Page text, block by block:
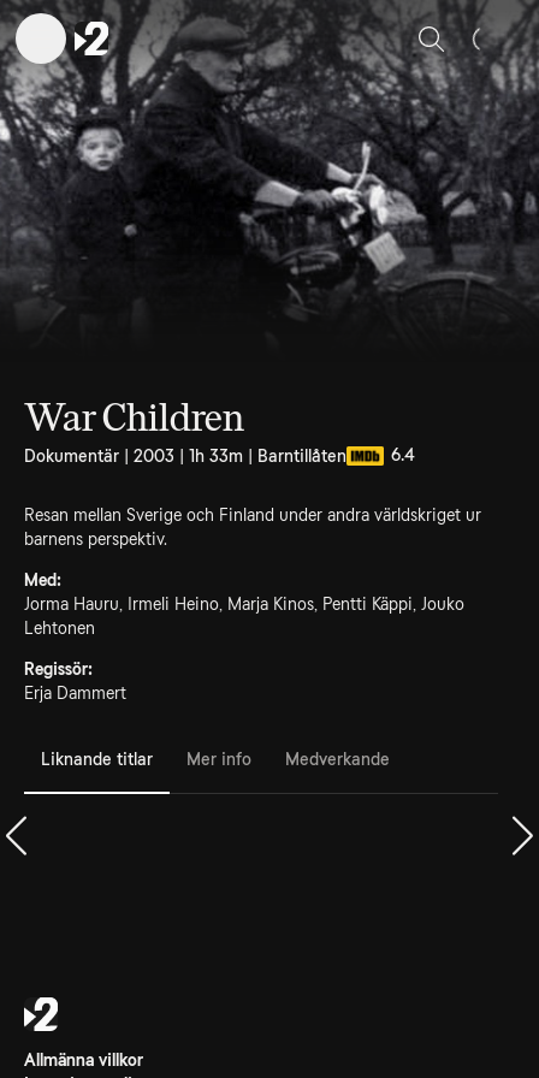
Sök
War Children
Dokumentär | 2003 | 1h 33m | Barntillåten 6.4
Resan mellan Sverige och Finland under andra världskriget ur
barnens perspektiv.
Med:
Jorma Hauru, Irmeli Heino, Marja Kinos, Pentti Käppi, Jouko
Lehtonen
Regissör:
Erja Dammert
Liknande titlar Mer info Medverkande
Allmänna villkor